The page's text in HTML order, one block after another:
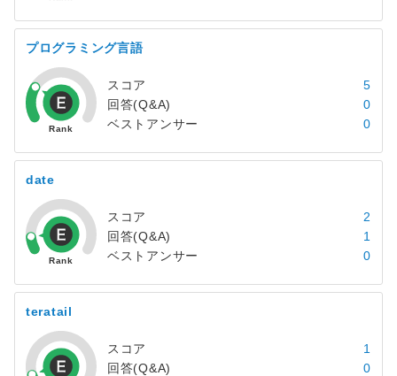
プログラミング言語
スコア
5
回答(Q&A)
0
ベストアンサー
0
date
スコア
2
回答(Q&A)
1
ベストアンサー
0
teratail
スコア
1
回答(Q&A)
0